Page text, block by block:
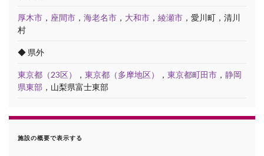
厚木市 ， 座間市 ， 海老名市 ， 大和市 ， 綾瀬市 ，愛川町，清川
村
◆ 県外
東京都（23区） ， 東京都（多摩地区） ， 東京都町田市 ， 静岡
県東部 ，山梨県富士東部
施設の概要で表示する